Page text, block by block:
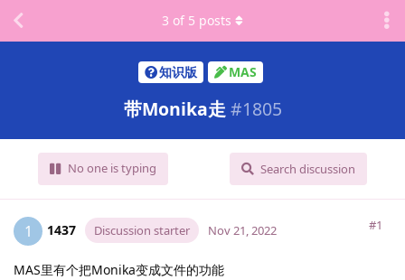
知识版 MAS
带Monika走 #1805
No one is typing Search discussion
3 of 5 posts
1 1437 Discussion starter #1
Nov 21, 2022
MAS里有个把Monika变成文件的功能